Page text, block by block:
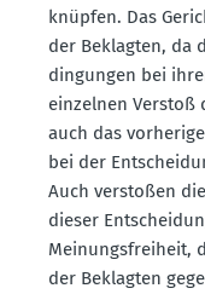
knüpfen. Das
der Beklagten, da
din­gungen bei
einzelnen Verstoß
auch das
bei der
Auch verstoßen
dieser
Meinungs­freiheit,
der Beklagten